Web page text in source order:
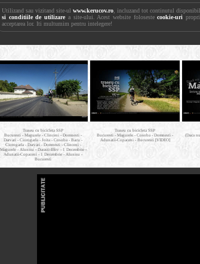
Utilizand sau vizitand site-ulwww.kerucov.ro , incluzand tot continutul
si conditiile de utilizare a site-ului. Acest website folosestecookie-uri
acceptarea lor. Iti multumim pentru intelegere!
Traseu cu bicicleta SSP
Bucuresti - Magurele - Clinceni - Domnesti -
Darvari - Ciorogarla - Joita - Cosoba - Bacu -
Ciorogarla - Darvari - Domnesti - Clinceni -
Magurele - Alunisu - Darasti-Ilfov - 1 Decembrie -
Adunatii-Copaceni - 1 Decembrie - Alunisu -
Bucuresti
Traseu cu bicicleta SSP
Bucuresti - Magurele - Cosoba - Domnesti -
Adunatii-Copaceni - Bucuresti [VIDEO]
(Daca